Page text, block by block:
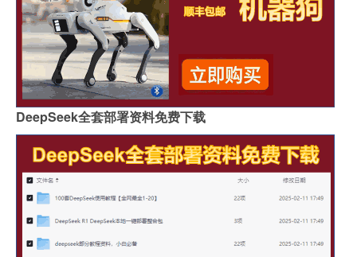
DeepSeek全套部署资料免费下载